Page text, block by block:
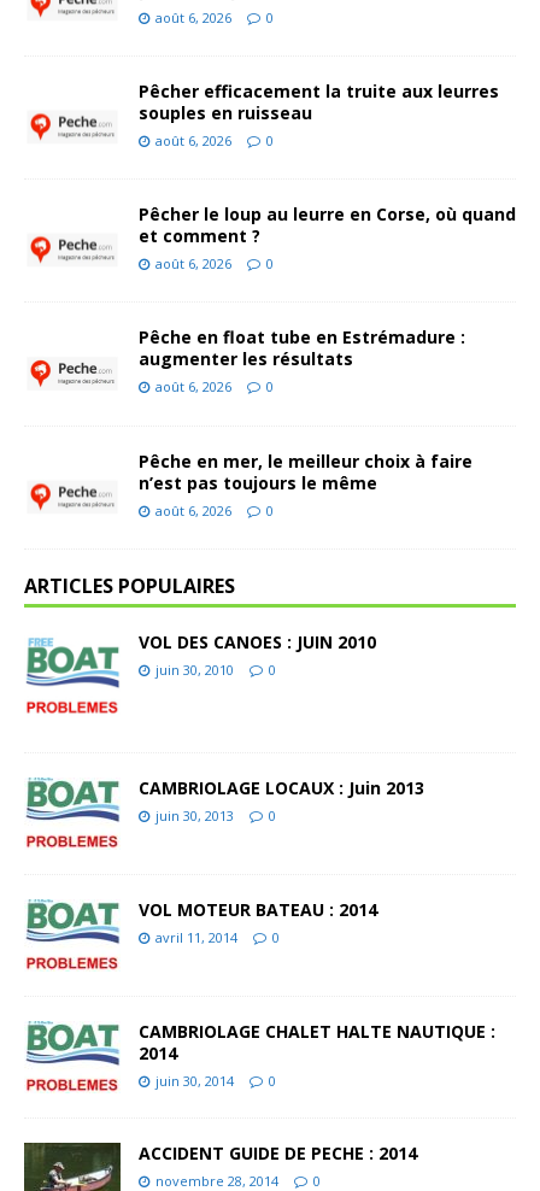
août 6, 2026 0
Pêcher efficacement la truite aux leurres
souples en ruisseau
août 6, 2026 0
Pêcher le loup au leurre en Corse, où quand
et comment ?
août 6, 2026 0
Pêche en float tube en Estrémadure :
augmenter les résultats
août 6, 2026 0
Pêche en mer, le meilleur choix à faire
n’est pas toujours le même
août 6, 2026 0
ARTICLES POPULAIRES
VOL DES CANOES : JUIN 2010
juin 30, 2010 0
CAMBRIOLAGE LOCAUX : Juin 2013
juin 30, 2013 0
VOL MOTEUR BATEAU : 2014
avril 11, 2014 0
CAMBRIOLAGE CHALET HALTE NAUTIQUE :
2014
juin 30, 2014 0
ACCIDENT GUIDE DE PECHE : 2014
novembre 28, 2014 0